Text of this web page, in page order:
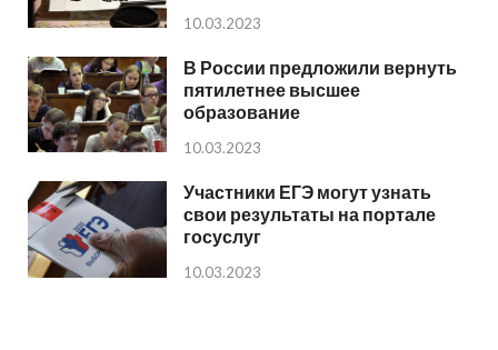
10.03.2023
В России предложили вернуть
пятилетнее высшее
образование
10.03.2023
Участники ЕГЭ могут узнать
свои результаты на портале
госуслуг
10.03.2023